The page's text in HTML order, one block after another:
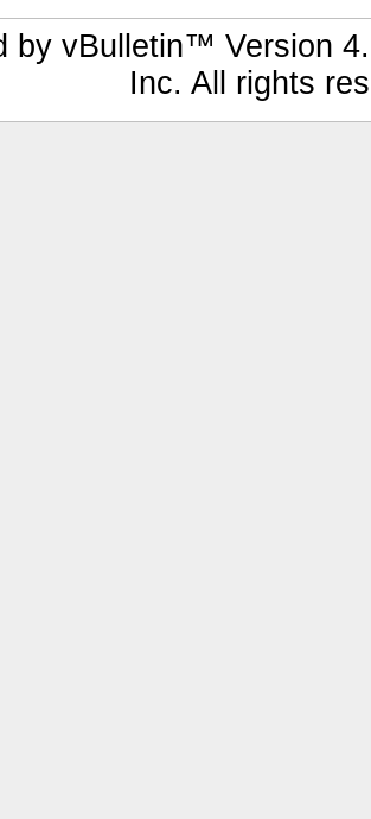
by vBulletin™ Version
Inc. All rights